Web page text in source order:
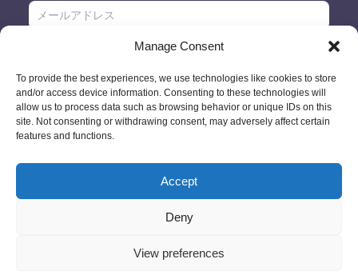
Manage Consent
To provide the best experiences, we use technologies like cookies to store
and/or access device information. Consenting to these technologies will
allow us to process data such as browsing behavior or unique IDs on this
site. Not consenting or withdrawing consent, may adversely affect certain
features and functions.
Accept
Deny
View preferences
info@passportscan.net